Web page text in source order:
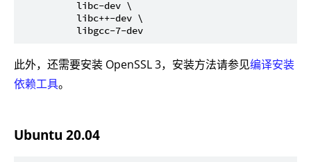
          libc-dev \
          libc++-dev \
          libgcc-7-dev
此外，还需要安装 OpenSSL 3，安装方法请参见编译安装
依赖工具。
Ubuntu 20.04